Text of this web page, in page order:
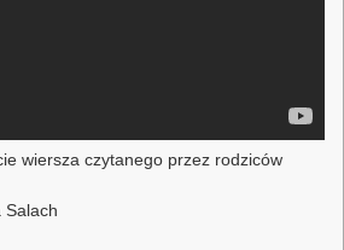
wiersza czytanego przez rodziców
Salach